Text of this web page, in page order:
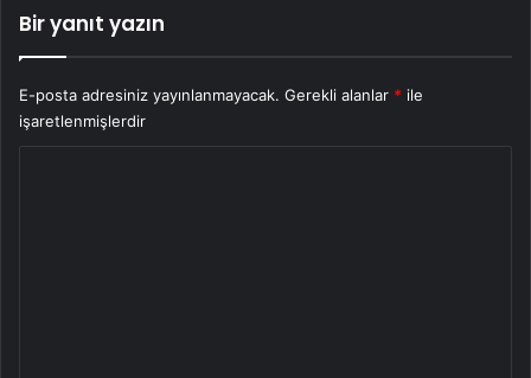
Bir yanıt yazın
E-posta adresiniz yayınlanmayacak. Gerekli alanlar * ile
işaretlenmişlerdir